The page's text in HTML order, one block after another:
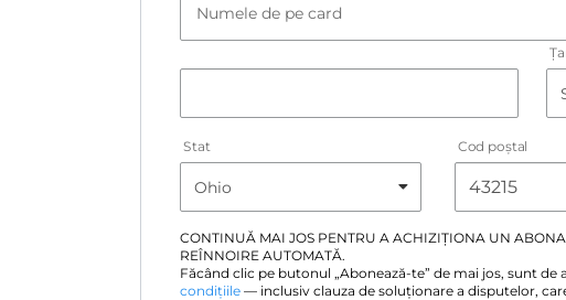
Numele de pe card
Stat Cod poştal
CONTINUĂ MAI JOS PENTRU A ACHIZIȚIONA UN
REÎNNOIRE AUTOMATĂ.
Făcând clic pe butonul „Abonează-te” de mai jos, sunt de
condițiile — inclusiv clauza de soluționare a disputelor,